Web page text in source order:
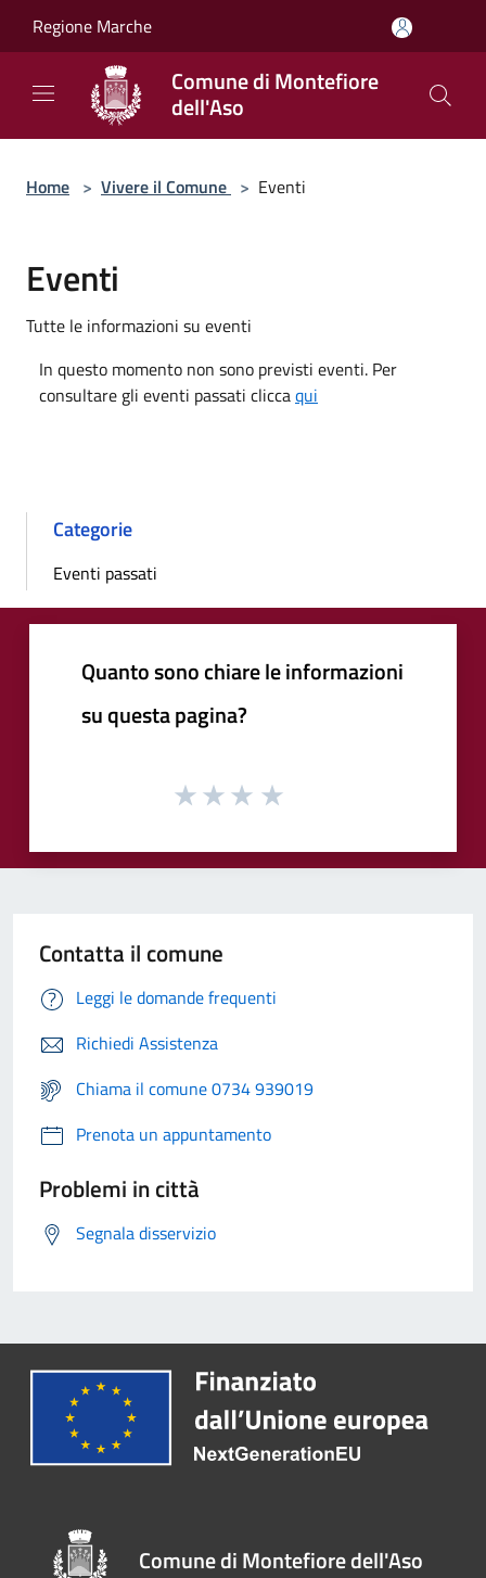
Regione Marche
Comune di Montefiore
dell'Aso
Home > Vivere il Comune > Eventi
Eventi
Tutte le informazioni su eventi
In questo momento non sono previsti eventi. Per
consultare gli eventi passati cliccaqui
Categorie
Eventi passati
Quanto sono chiare le informazioni
su questa pagina?
Contatta il comune
Leggi le domande frequenti
Richiedi Assistenza
Chiama il comune 0734 939019
Prenota un appuntamento
Problemi in città
Segnala disservizio
Comune di Montefiore dell'Aso